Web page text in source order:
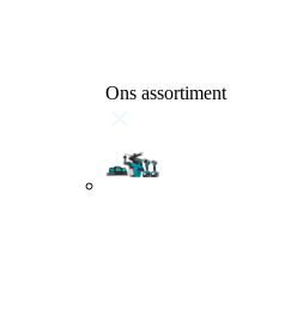
Ons assortiment